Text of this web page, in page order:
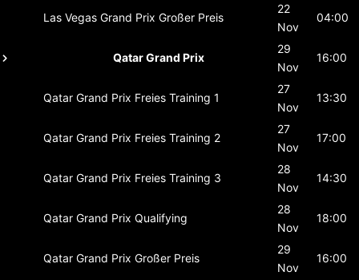
Las Vegas Grand Prix Großer Preis
22
Nov
04:00
Qatar Grand Prix
29
Nov
16:00
Qatar Grand Prix Freies Training 1
27
Nov
13:30
Qatar Grand Prix Freies Training 2
27
Nov
17:00
Qatar Grand Prix Freies Training 3
28
Nov
14:30
Qatar Grand Prix Qualifying
28
Nov
18:00
Qatar Grand Prix Großer Preis
29
Nov
16:00